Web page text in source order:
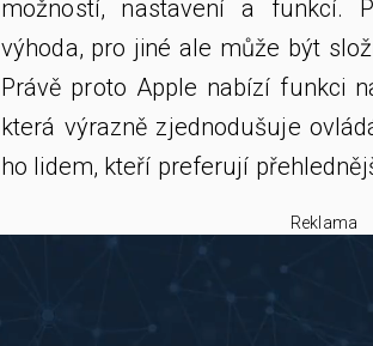
možností, nastavení a funkcí.
výhoda, pro jiné ale může být
Právě proto Apple nabízí funkci
která výrazně zjednodušuje
ho lidem, kteří preferují
Reklama